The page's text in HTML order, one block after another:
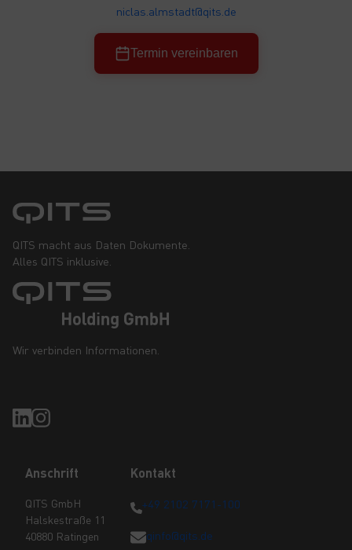
niclas.almstadt@qits.de
Termin vereinbaren
Wir verbinden Informationen.
QITS macht aus Daten Dokumente.
Alles QITS inklusive.
Anschrift
QITS GmbH
Halskestraße 11
40880 Ratingen
Kontakt
+49 2102 7171-100
qinfo@qits.de